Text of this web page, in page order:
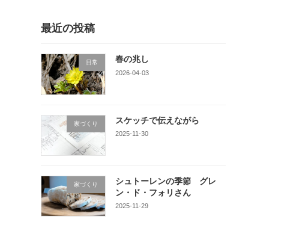
最近の投稿
日常 春の兆し
2026-04-03
家づくり スケッチで伝えながら
2025-11-30
家づくり
シュトーレンの季節 グレ
ン・ド・フォリさん
2025-11-29